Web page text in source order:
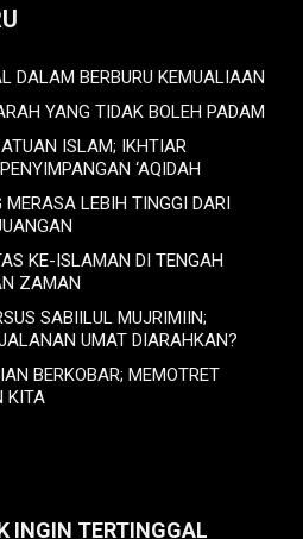
DALAM BERBURU KEMUALIAAN
YANG TIDAK BOLEH PADAM
ISLAM; IKHTIAR
‘AQIDAH
LEBIH TINGGI DARI
KE-ISLAMAN DI TENGAH
ZAMAN
SABIILUL MUJRIMIIN;
UMAT DIARAHKAN?
BERKOBAR; MEMOTRET
KITA
INGIN TERTINGGAL